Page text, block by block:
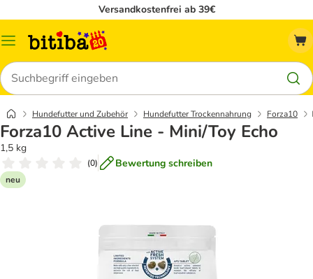
Versandkostenfrei ab 39€
Menü
Suchen
Hundefutter und Zubehör Hundefutter Trockennahrung Forza10
Forza10 Active Line - Mini/Toy Echo
1,5 kg
(0) Bewertung schreiben
neu